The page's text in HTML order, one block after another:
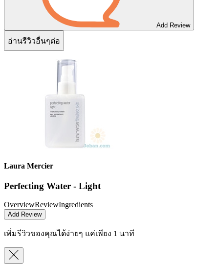
Add Review
อ่านรีวิวอื่นๆต่อ
Laura Mercier
Perfecting Water - Light
OverviewReviewIngredients
Add Review
เพิ่มรีวิวของคุณได้ง่ายๆ แค่เพียง 1 นาที